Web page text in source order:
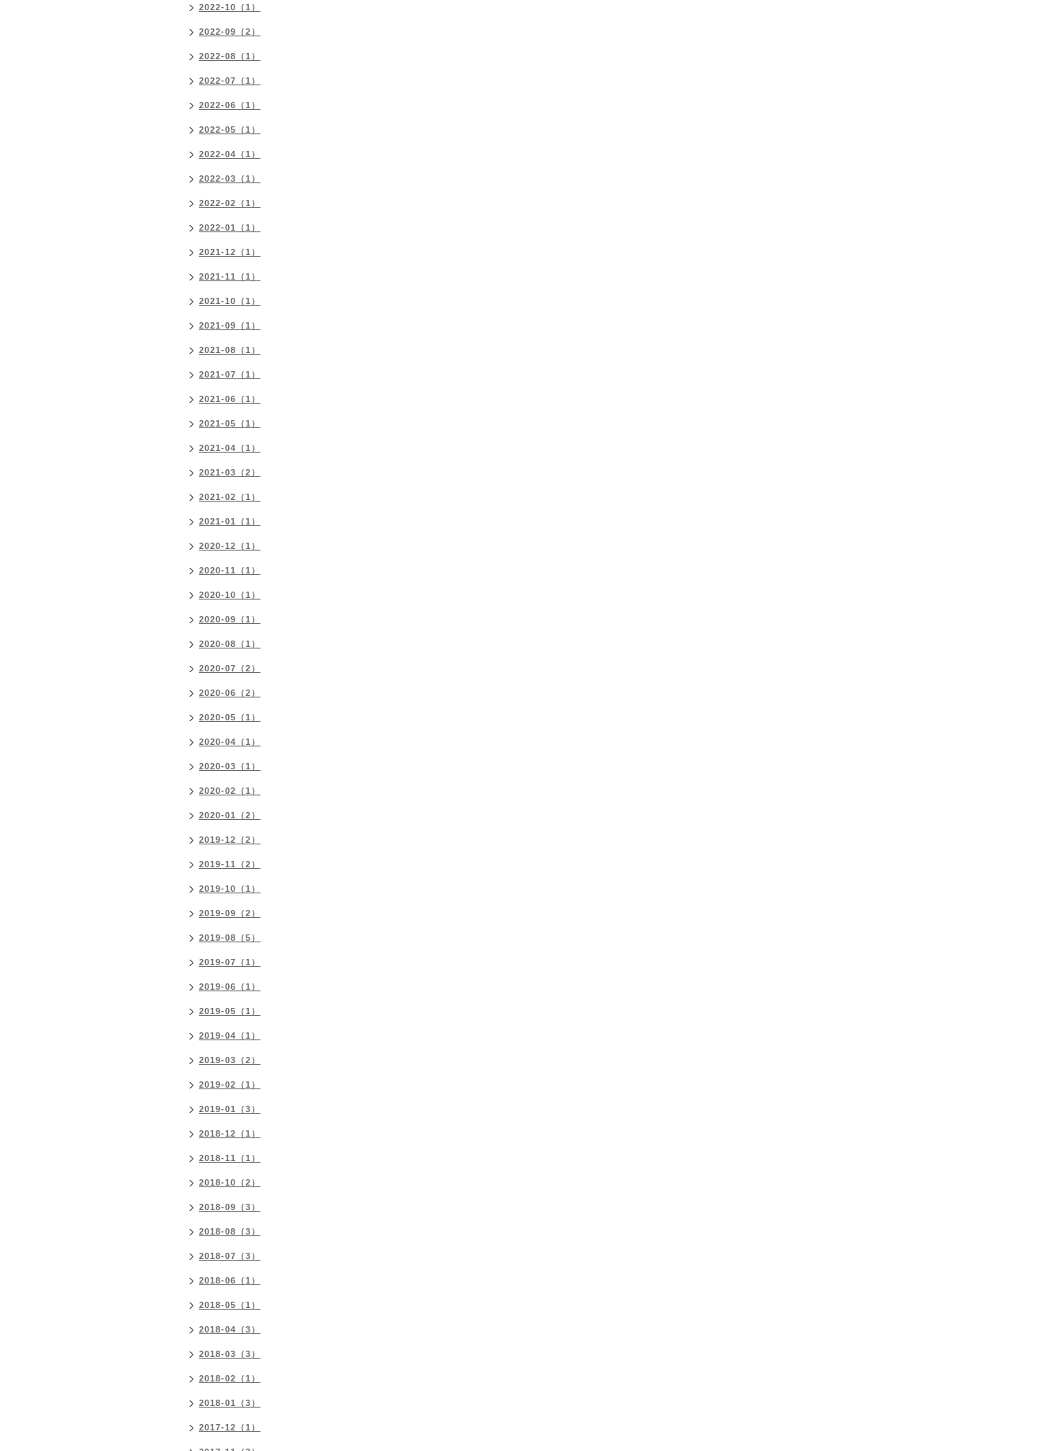
2022-10（1）
2022-09（2）
2022-08（1）
2022-07（1）
2022-06（1）
2022-05（1）
2022-04（1）
2022-03（1）
2022-02（1）
2022-01（1）
2021-12（1）
2021-11（1）
2021-10（1）
2021-09（1）
2021-08（1）
2021-07（1）
2021-06（1）
2021-05（1）
2021-04（1）
2021-03（2）
2021-02（1）
2021-01（1）
2020-12（1）
2020-11（1）
2020-10（1）
2020-09（1）
2020-08（1）
2020-07（2）
2020-06（2）
2020-05（1）
2020-04（1）
2020-03（1）
2020-02（1）
2020-01（2）
2019-12（2）
2019-11（2）
2019-10（1）
2019-09（2）
2019-08（5）
2019-07（1）
2019-06（1）
2019-05（1）
2019-04（1）
2019-03（2）
2019-02（1）
2019-01（3）
2018-12（1）
2018-11（1）
2018-10（2）
2018-09（3）
2018-08（3）
2018-07（3）
2018-06（1）
2018-05（1）
2018-04（3）
2018-03（3）
2018-02（1）
2018-01（3）
2017-12（1）